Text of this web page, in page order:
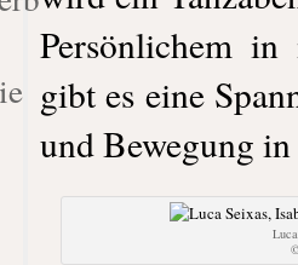
Persönlichem
gibt es eine
und Bewegung